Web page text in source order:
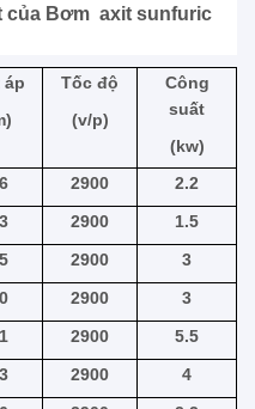
của Bơm axit sunfuric
áp
Tốc độ
(v/p)
Công
suất
(kw)
2900
2.2
2900
1.5
2900
3
2900
3
2900
5.5
2900
4